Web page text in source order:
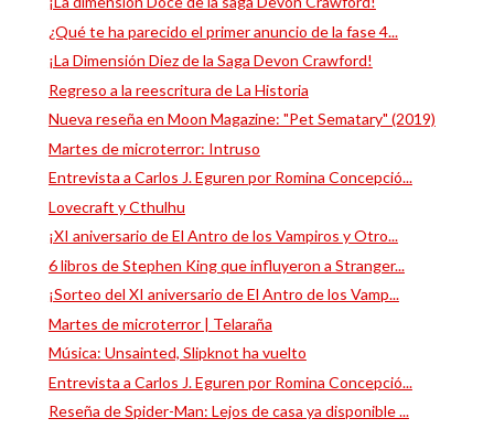
¿Qué te ha parecido el primer anuncio de la fase 4...
¡La Dimensión Diez de la Saga Devon Crawford!
Regreso a la reescritura de La Historia
Nueva reseña en Moon Magazine: "Pet Sematary" (2019)
Martes de microterror: Intruso
Entrevista a Carlos J. Eguren por Romina Concepció...
Lovecraft y Cthulhu
¡XI aniversario de El Antro de los Vampiros y Otro...
6 libros de Stephen King que influyeron a Stranger...
¡Sorteo del XI aniversario de El Antro de los Vamp...
Martes de microterror | Telaraña
Música: Unsainted, Slipknot ha vuelto
Entrevista a Carlos J. Eguren por Romina Concepció...
Reseña de Spider-Man: Lejos de casa ya disponible ...